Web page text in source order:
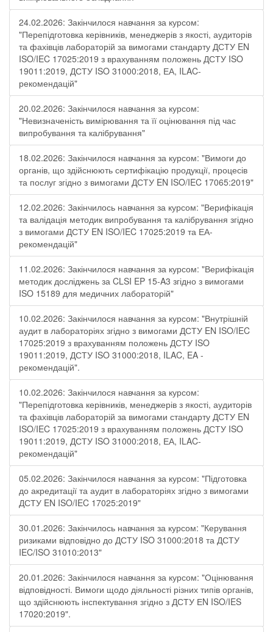
24.02.2026: Закінчилося навчання за курсом:
"Перепідготовка керівників, менеджерів з якості, аудиторів
та фахівців лабораторій за вимогами стандарту ДСТУ EN
ISO/IEC 17025:2019 з врахуванням положень ДСТУ ISO
19011:2019, ДСТУ ISO 31000:2018, ЕА, ILAC-
рекомендацій"
20.02.2026: Закінчилося навчання за курсом:
"Невизначеність вимірювання та її оцінювання під час
випробування та калібрування"
18.02.2026: Закінчилося навчання за курсом: "Вимоги до
органів, що здійснюють сертифікацію продукції, процесів
та послуг згідно з вимогами ДСТУ EN ISO/IEC 17065:2019"
12.02.2026: Закінчилось навчання за курсом: "Верифікація
та валідація методик випробування та калібрування згідно
з вимогами ДСТУ EN ISO/IEC 17025:2019 та ЕА-
рекомендацій"
11.02.2026: Закінчилося навчання за курсом: "Верифікація
методик досліджень за CLSI EP 15-A3 згідно з вимогами
ISO 15189 для медичних лабораторій"
10.02.2026: Закінчилося навчання за курсом: "Внутрішній
аудит в лабораторіях згідно з вимогами ДСТУ EN ISO/IEC
17025:2019 з врахуванням положень ДСТУ ISO
19011:2019, ДСТУ ISO 31000:2018, ILAC, EA -
рекомендацій".
10.02.2026: Закінчилося навчання за курсом:
"Перепідготовка керівників, менеджерів з якості, аудиторів
та фахівців лабораторій за вимогами стандарту ДСТУ EN
ISO/IEC 17025:2019 з врахуванням положень ДСТУ ISO
19011:2019, ДСТУ ISO 31000:2018, ЕА, ILAC-
рекомендацій"
05.02.2026: Закінчилося навчання за курсом: "Підготовка
до акредитації та аудит в лабораторіях згідно з вимогами
ДСТУ EN ISO/IEC 17025:2019"
30.01.2026: Закінчилось навчання за курсом: "Керування
ризиками відповідно до ДСТУ ISO 31000:2018 та ДСТУ
IEC/ISO 31010:2013"
20.01.2026: Закінчилося навчання за курсом: "Оцінювання
відповідності. Вимоги щодо діяльності різних типів органів,
що здійснюють інспектування згідно з ДСТУ ЕN ISO/IES
17020:2019".